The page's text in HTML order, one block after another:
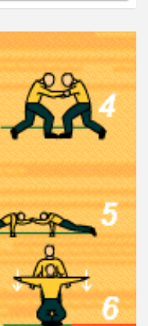
circuito:1ª)30” de